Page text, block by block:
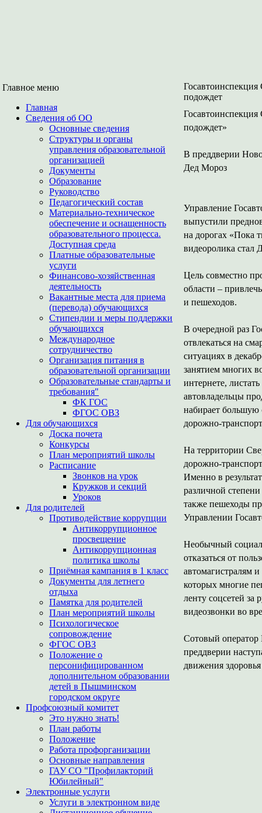
Главное меню
Главная
Сведения об ОО
Основные сведения
Структуры и органы
управления образовательной
организацией
Документы
Образование
Руководство
Педагогический состав
Материально-техническое
обеспечение и оснащенность
образовательного процесса.
Доступная среда
Платные образовательные
услуги
Финансово-хозяйственная
деятельность
Вакантные места для приема
(перевода) обучающихся
Стипендии и меры поддержки
обучающихся
Международное
сотрудничество
Организация питания в
образовательной организации
Образовательные стандарты и
требования"
ФК ГОС
ФГОС ОВЗ
Для обучающихся
Доска почета
Конкурсы
План мероприятий школы
Расписание
Звонков на урок
Кружков и секций
Уроков
Для родителей
Противодействие коррупции
Антикоррупционное
просвещение
Антикоррупционная
политика школы
Приёмная кампания в 1 класс
Документы для летнего
отдыха
Памятка для родителей
План мероприятий школы
Психологическое
сопровождение
ФГОС ОВЗ
Положение о
персонифицированном
дополнительном образовании
детей в Пышминском
городском округе
Профсоюзный комитет
Это нужно знать!
План работы
Положение
Работа профорганизации
Основные направления
ГАУ СО "Профилакторий
Юбилейный"
Электронные услуги
Услуги в электронном виде
подождет
подождет»
В преддверии
Дед Мороз
Управление
выпустили
на дорогах «Пока
видеоролика стал
Цель совместно
области –
и пешеходов.
В очередной раз
отвлекаться на
ситуациях в
занятием многих
интернете,
автовладельцы
набирает большую
дорожно-
На территории
дорожно-
Именно в
различной
также пешеходы
Управлении
Необычный
отказаться от
автомагистралям
которых многие
ленту соцсетей за
видеозвонки во
Сотовый оператор
преддверии
движения